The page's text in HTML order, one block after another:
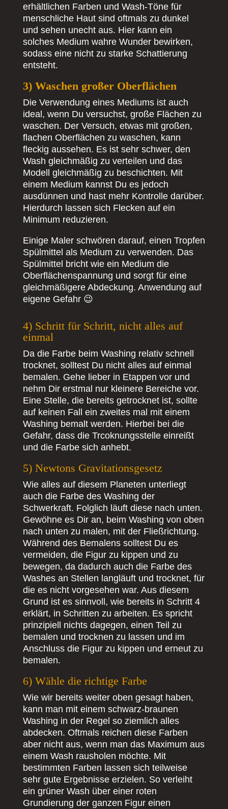
erhältlichen Farben und Wash-Töne für
menschliche Haut sind oftmals zu dunkel
und sehen unecht aus. Hier kann ein
solches Medium wahre Wunder bewirken,
sodass eine nicht zu starke Schattierung
entsteht.
3) Waschen großer Oberflächen
Die Verwendung eines Mediums ist auch
ideal, wenn Du versuchst, große Flächen zu
waschen. Der Versuch, etwas mit großen,
flachen Oberflächen zu waschen, kann
fleckig aussehen. Es ist sehr schwer, den
Wash gleichmäßig zu verteilen und das
Modell gleichmäßig zu beschichten. Mit
einem Medium kannst Du es jedoch
ausdünnen und hast mehr Kontrolle darüber.
Hierdurch lassen sich Flecken auf ein
Minimum reduzieren.
Einige Maler schwören darauf, einen Tropfen
Spülmittel als Medium zu verwenden. Das
Spülmittel bricht wie ein Medium die
Oberflächenspannung und sorgt für eine
gleichmäßigere Abdeckung. Anwendung auf
eigene Gefahr 😉
4) Schritt für Schritt, nicht alles auf
einmal
Da die Farbe beim Washing relativ schnell
trocknet, solltest Du nicht alles auf einmal
bemalen. Gehe lieber in Etappen vor und
nehm Dir erstmal nur kleinere Bereiche vor.
Eine Stelle, die bereits getrocknet ist, sollte
auf keinen Fall ein zweites mal mit einem
Washing bemalt werden. Hierbei bei die
Gefahr, dass die Trcoknungsstelle einreißt
und die Farbe sich anhebt.
5) Newtons Gravitationsgesetz
Wie alles auf diesem Planeten unterliegt
auch die Farbe des Washing der
Schwerkraft. Folglich läuft diese nach unten.
Gewöhne es Dir an, beim Washing von oben
nach unten zu malen, mit der Fließrichtung.
Während des Bemalens solltest Du es
vermeiden, die Figur zu kippen und zu
bewegen, da dadurch auch die Farbe des
Washes an Stellen langläuft und trocknet, für
die es nicht vorgesehen war. Aus diesem
Grund ist es sinnvoll, wie bereits in Schritt 4
erklärt, in Schritten zu arbeiten. Es spricht
prinzipiell nichts dagegen, einen Teil zu
bemalen und trocknen zu lassen und im
Anschluss die Figur zu kippen und erneut zu
bemalen.
6) Wähle die richtige Farbe
Wie wir bereits weiter oben gesagt haben,
kann man mit einem schwarz-braunen
Washing in der Regel so ziemlich alles
abdecken. Oftmals reichen diese Farben
aber nicht aus, wenn man das Maximum aus
einem Wash rausholen möchte. Mit
bestimmten Farben lassen sich teilweise
sehr gute Ergebnisse erzielen. So verleiht
ein grüner Wash über einer roten
Grundierung der ganzen Figur einen